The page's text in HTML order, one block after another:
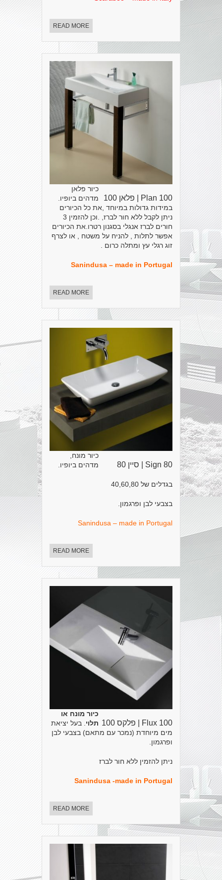
READ MORE
Plan 100 | פלאן 100
כיור פלאן
מדהים ביופיו.
במידות גדולות במיוחד ,את כל הכיורים
ניתן לקבל ללא חור לברז, .וכן להזמין 3
חורים לברז אנגלי בסגנון רטרו.את הכיורים
אפשר לתלות , להניח על משטח , או לצרף
זוג רגלי עץ ומתלה כרום .
Sanindusa – made in Portugal
READ MORE
Sign 80 | סיין 80
כיור מונח,
מדהים ביופיו.
בגדלים של 40,60,80
בצבעי לבן ופרגמון.
Sanindusa – made in Portugal
READ MORE
Flux 100 | פלקס 100
כיור מונח או
תלוי . בעל יציאת
מים מיוחדת (נמכר עם מתאם) בצבעי לבן
ופרגמון.
ניתן להזמין ללא חור לברז
Sanindusa -made in Portugal
READ MORE